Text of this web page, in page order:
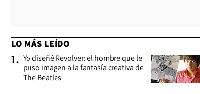
LO MÁS LEÍDO
1. Yo diseñé Revolver: el hombre que le
puso imagen a la fantasía creativa de
The Beatles